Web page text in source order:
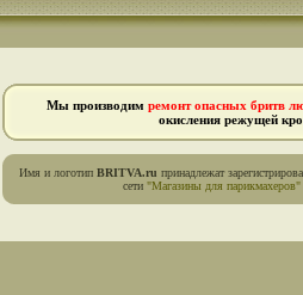
Мы производим ремонт опасных бритв
окисления режущей
Имя и логотип BRITVA.ru принадлежат
сети "Магазины для парикмахеров"